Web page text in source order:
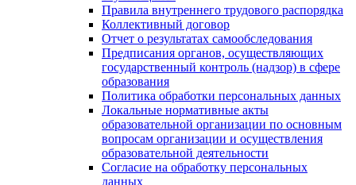
Правила внутреннего трудового распорядка
Коллективный договор
Отчет о результатах самообследования
Предписания органов, осуществляющих
государственный контроль (надзор) в сфере
образования
Политика обработки персональных данных
Локальные нормативные акты
образовательной организации по основным
вопросам организации и осуществления
образовательной деятельности
Согласие на обработку персональных
данных